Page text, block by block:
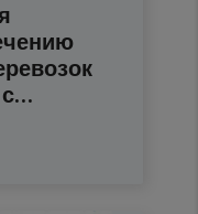
с…